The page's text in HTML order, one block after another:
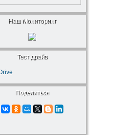
Наш Мониторинг
Тест драйв
Поделиться